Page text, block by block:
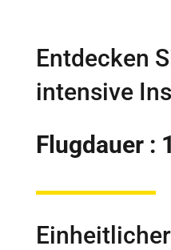
Entdecken
intensive
Flugdauer :